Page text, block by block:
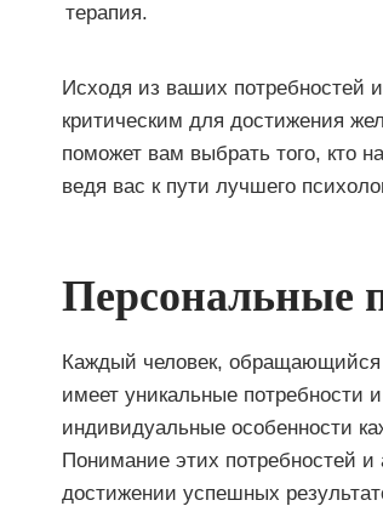
терапия.
Исходя из ваших потребностей
критическим для достижения
поможет вам выбрать того, кто
ведя вас к пути лучшего
Персональные
Каждый человек, обращающийся
имеет уникальные потребности
индивидуальные особенности
Понимание этих потребностей
достижении успешных